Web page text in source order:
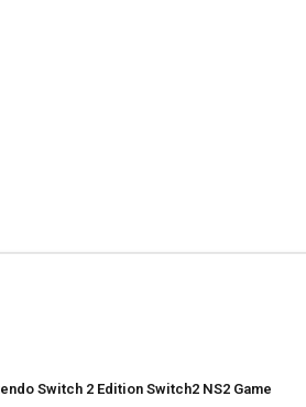
Switch 2 Edition Switch2 NS2 Game